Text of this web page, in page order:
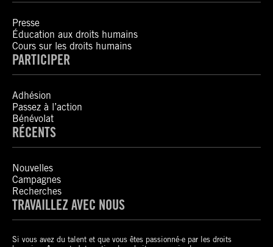
Presse
Éducation aux droits humains
Cours sur les droits humains
PARTICIPER
Adhésion
Passez à l’action
Bénévolat
RÉCENTS
Nouvelles
Campagnes
Recherches
TRAVAILLEZ AVEC NOUS
Si vous avez du talent et que vous êtes passionné-e par les droits